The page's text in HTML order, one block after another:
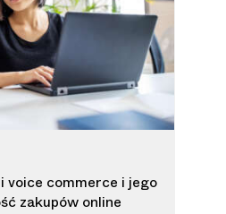
voice commerce i jego
zakupów online